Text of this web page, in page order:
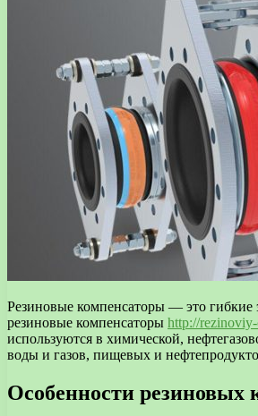
Резиновые компенсаторы — это
резиновые компенсаторы http://
используются в химической,
воды и газов, пищевых и
Особенности резиновых